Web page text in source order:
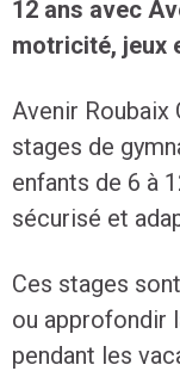
12 ans avec
motricité, jeux
Avenir Roubaix
stages de
enfants de 6 à
sécurisé et
Ces stages
ou approfondir
pendant les